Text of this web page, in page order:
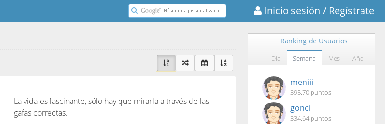
Inicio sesión / Regístrate
La vida es fascinante, sólo hay que mirarla a través de las
gafas correctas.
Ranking de Usuarios
Día Semana Mes Año
meniii
395.70 puntos
gonci
334.64 puntos